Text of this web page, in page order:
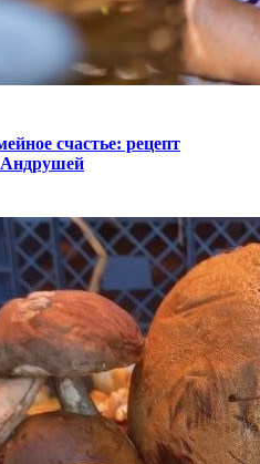
счастье: рецепт
Андрушей